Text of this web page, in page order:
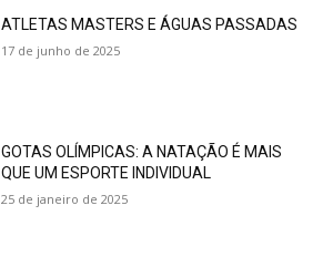
ATLETAS MASTERS E ÁGUAS PASSADAS
17 de junho de 2025
GOTAS OLÍMPICAS: A NATAÇÃO É MAIS
QUE UM ESPORTE INDIVIDUAL
25 de janeiro de 2025